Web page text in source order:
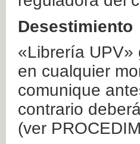
Desestimiento
«Librería UPV»
en cualquier
comunique
contrario
(ver